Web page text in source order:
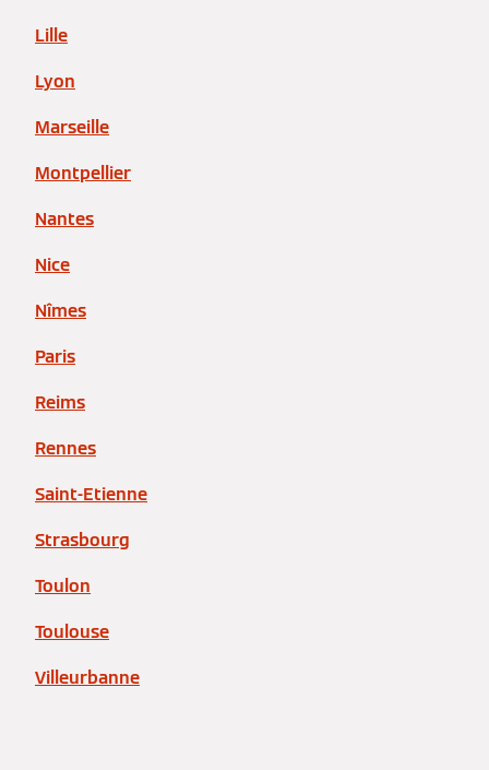
Lille
Lyon
Marseille
Montpellier
Nantes
Nice
Nîmes
Paris
Reims
Rennes
Saint-Etienne
Strasbourg
Toulon
Toulouse
Villeurbanne